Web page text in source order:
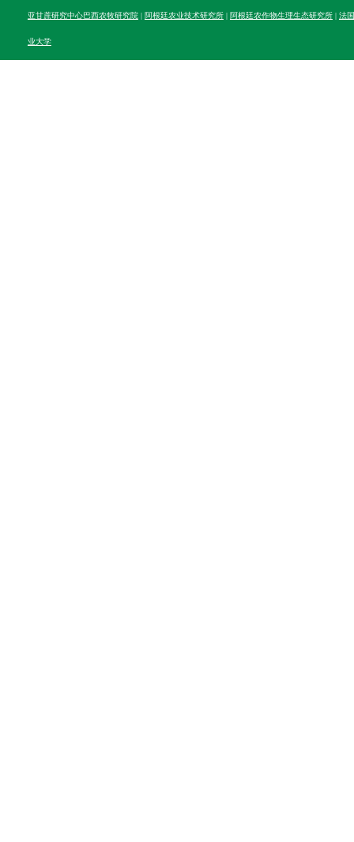
亚甘蔗研究中心巴西农牧研究院| 阿根廷农业技术研究所| 阿根廷农作物生理生态研究所| 法
业大学